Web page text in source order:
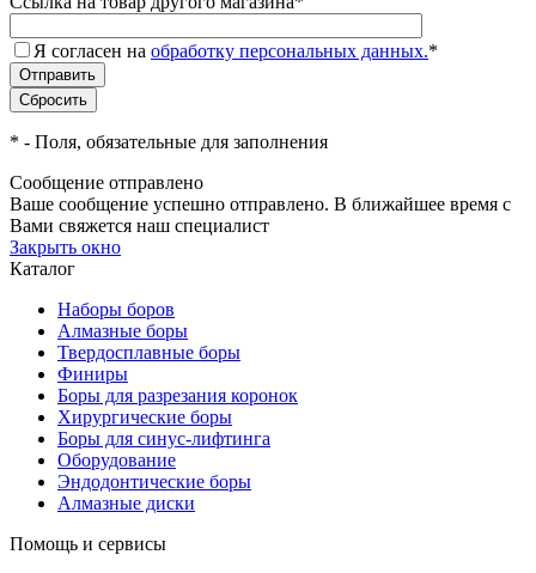
Я согласен на обработку персональных данных.*
* - Поля, обязательные для заполнения
Сообщение отправлено
Ваше сообщение успешно отправлено. В ближайшее время с
Вами свяжется наш специалист
Закрыть окно
Каталог
Наборы боров
Алмазные боры
Твердосплавные боры
Финиры
Боры для разрезания коронок
Хирургические боры
Боры для синус-лифтинга
Оборудование
Эндодонтические боры
Алмазные диски
Помощь и сервисы